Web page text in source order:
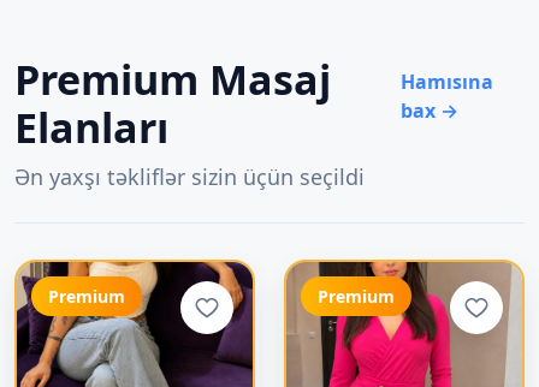
Premium Masaj
Elanları
Ən yaxşı təkliflər sizin üçün seçildi
Hamısına
bax →
Premium Premium